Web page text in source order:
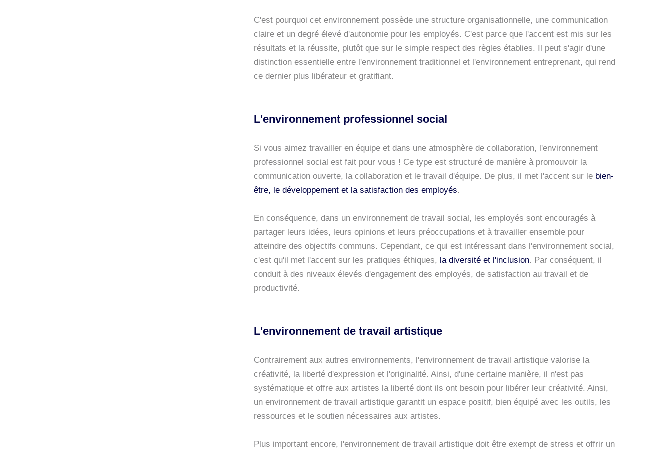
C'est pourquoi cet environnement possède une structure organisationnelle, une communication
claire et un degré élevé d'autonomie pour les employés. C'est parce que l'accent est mis sur les
résultats et la réussite, plutôt que sur le simple respect des règles établies. Il peut s'agir d'une
distinction essentielle entre l'environnement traditionnel et l'environnement entreprenant, qui rend
ce dernier plus libérateur et gratifiant.
L'environnement professionnel social
Si vous aimez travailler en équipe et dans une atmosphère de collaboration, l'environnement
professionnel social est fait pour vous ! Ce type est structuré de manière à promouvoir la
communication ouverte, la collaboration et le travail d'équipe. De plus, il met l'accent sur le bien-
être, le développement et la satisfaction des employés.
En conséquence, dans un environnement de travail social, les employés sont encouragés à
partager leurs idées, leurs opinions et leurs préoccupations et à travailler ensemble pour
atteindre des objectifs communs. Cependant, ce qui est intéressant dans l'environnement social,
c'est qu'il met l'accent sur les pratiques éthiques, la diversité et l'inclusion. Par conséquent, il
conduit à des niveaux élevés d'engagement des employés, de satisfaction au travail et de
productivité.
L'environnement de travail artistique
Contrairement aux autres environnements, l'environnement de travail artistique valorise la
créativité, la liberté d'expression et l'originalité. Ainsi, d'une certaine manière, il n'est pas
systématique et offre aux artistes la liberté dont ils ont besoin pour libérer leur créativité. Ainsi,
un environnement de travail artistique garantit un espace positif, bien équipé avec les outils, les
ressources et le soutien nécessaires aux artistes.
Plus important encore, l'environnement de travail artistique doit être exempt de stress et offrir un